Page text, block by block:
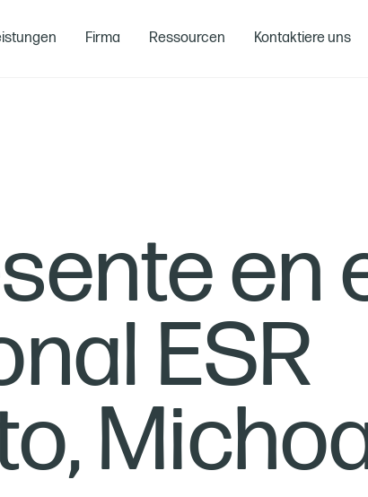
Firma Ressourcen Kontaktiere uns
en
ESR